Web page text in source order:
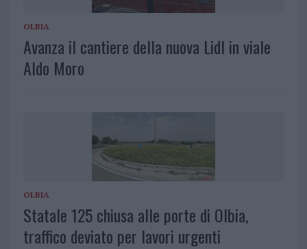
OLBIA
Avanza il cantiere della nuova Lidl in viale
Aldo Moro
OLBIA
Statale 125 chiusa alle porte di Olbia,
traffico deviato per lavori urgenti